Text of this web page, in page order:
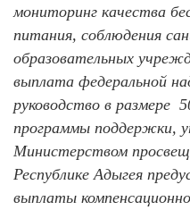
мониторинг качества
питания, соблюдения
образовательных
выплата федеральной
руководство в размере
программы поддержки,
Министерством
Республике Адыгея
выплаты